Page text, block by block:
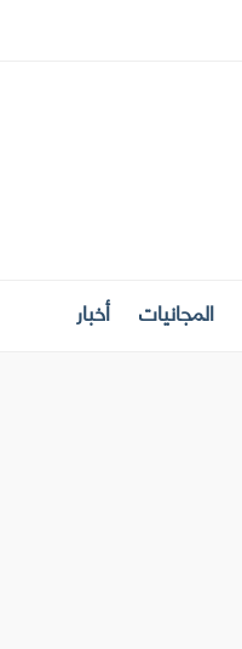
المجانيات أخبار